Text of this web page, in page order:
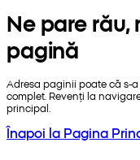
Ne pare
pagină
Adresa paginii poate că s-
complet. Revenți la
principal.
Înapoi la Pagina